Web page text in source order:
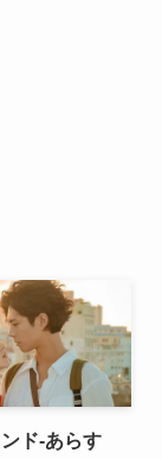
ド-あらす